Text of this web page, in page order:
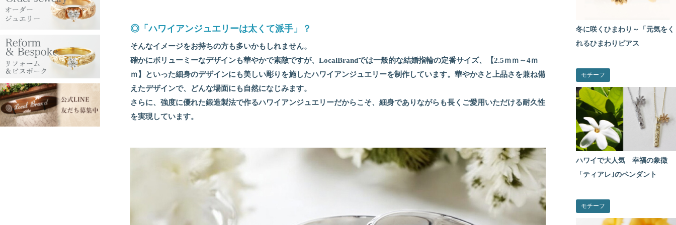
◎「ハワイアンジュエリーは太くて派手」？
そんなイメージをお持ちの方も多いかもしれません。
確かにボリューミーなデザインも華やかで素敵ですが、LocalBrandでは一般的な結婚指輪の定番サイズ、【2.5ｍｍ～4ｍ
ｍ】といった細身のデザインにも美しい彫りを施したハワイアンジュエリーを制作しています。華やかさと上品さを兼ね備
えたデザインで、どんな場面にも自然になじみます。
さらに、強度に優れた鍛造製法で作るハワイアンジュエリーだからこそ、細身でありながらも長くご愛用いただける耐久性
を実現しています。
冬に咲くひまわり～「元気をく
れるひまわりピアス
モチーフ
ハワイで大人気 幸福の象徴
「ティアレ｣のペンダント
モチーフ